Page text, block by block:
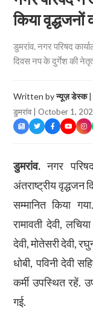
किया वृद्धजनों
डुमरांव. नगर परिषद
दिवस नप के दुर्गेश की
Written byन्यूज़ डेस्क|
डुमरांव | October 1,
डुमरांव.नगर
अंतराष्ट्रीय वृद्धजन
सम्मानित किया
रामावती देवी,
देवी, मोतेसरी देवी,
धोबी, पविनी देवी
कर्मी उपस्थित रहें.
गई.